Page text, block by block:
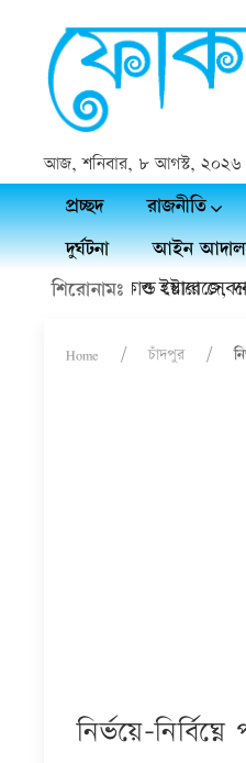
আজ, শনিবার, ৮ আগস্ট, ২০২৬
প্রচ্ছদ রাজনীতি
দুর্ঘটনা
আইন
শিরোনামঃ
হয়রানি ও ইয়াবা সেবনের
কোল্ড স্টোরেজে, দাম
Home চাঁদপুর
নির্ভয়ে-